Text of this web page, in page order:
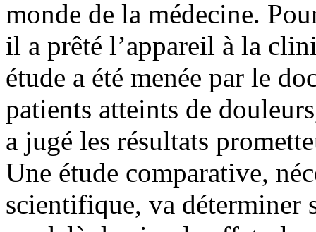
monde de la médecine.
il a prêté l’appareil à la
étude a été menée par le
patients atteints de
a jugé les résultats
Une étude comparative,
scientifique, va déterminer